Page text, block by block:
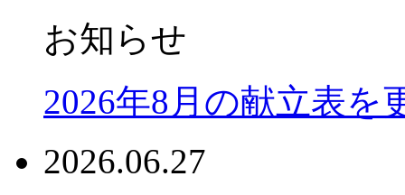
お知らせ
2026年8月の献立表を
2026.06.27